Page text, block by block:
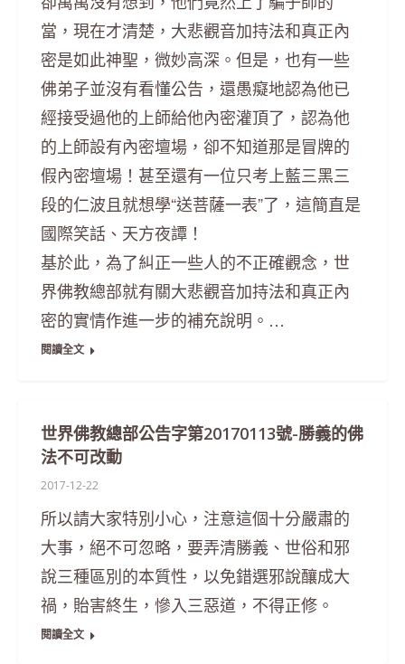
當，現在才清楚，大悲觀音加持法和真正內
密是如此神聖，微妙高深。但是，也有一些
佛弟子並沒有看懂公告，還愚癡地認為他已
經接受過他的上師給他內密灌頂了，認為他
的上師設有內密壇場，卻不知道那是冒牌的
假內密壇場！甚至還有一位只考上藍三黑三
段的仁波且就想學“送菩薩一表”了，這簡直是
國際笑話、天方夜譚！
基於此，為了糾正一些人的不正確觀念，世
界佛教總部就有關大悲觀音加持法和真正內
密的實情作進一步的補充說明。…
閱讀全文
世界佛教總部公告字第20170113號-勝義的佛
法不可改動
2017-12-22
所以請大家特別小心，注意這個十分嚴肅的
大事，絕不可忽略，要弄清勝義、世俗和邪
說三種區別的本質性，以免錯選邪說釀成大
禍，貽害終生，慘入三惡道，不得正修。
閱讀全文